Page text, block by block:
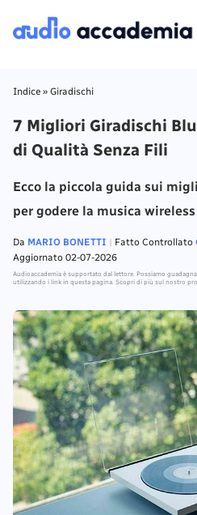
Indice » Giradischi
7 Migliori Giradischi
di Qualità Senza Fili
Ecco la piccola guida sui
per godere la musica wireless
Da MARIO BONETTI Fatto Controllato
Aggiornato 02-07-2026
Audioaccademia è supportato dal lettore. Possiamo
utilizzando i link in questa pagina. Scopri di più sul nostro